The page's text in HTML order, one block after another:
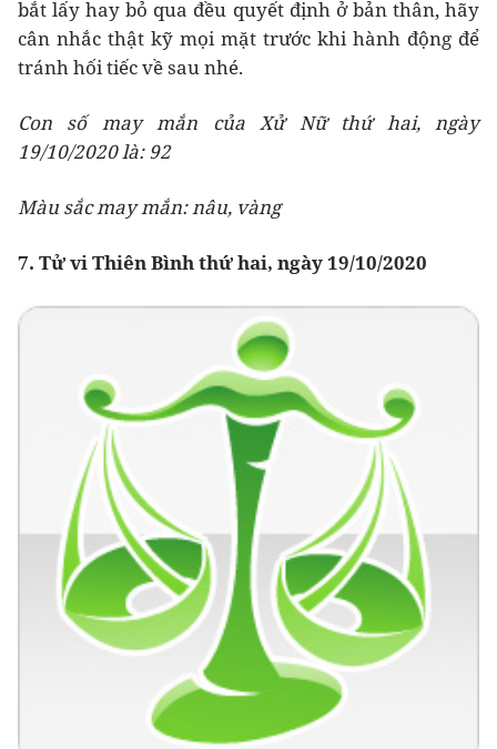
bắt lấy hay bỏ qua đều quyết định ở bản thân, hãy
cân nhắc thật kỹ mọi mặt trước khi hành động để
tránh hối tiếc về sau nhé.
Con số may mắn của Xử Nữ thứ hai, ngày
19/10/2020 là: 92
Màu sắc may mắn: nâu, vàng
7. Tử vi Thiên Bình thứ hai, ngày 19/10/2020